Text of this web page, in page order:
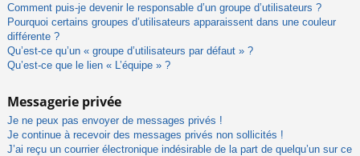
Comment puis-je devenir le responsable d’un groupe d’utilisateurs ?
Pourquoi certains groupes d’utilisateurs apparaissent dans une couleur
différente ?
Qu’est-ce qu’un « groupe d’utilisateurs par défaut » ?
Qu’est-ce que le lien « L’équipe » ?
Messagerie privée
Je ne peux pas envoyer de messages privés !
Je continue à recevoir des messages privés non sollicités !
J’ai reçu un courrier électronique indésirable de la part de quelqu’un sur ce